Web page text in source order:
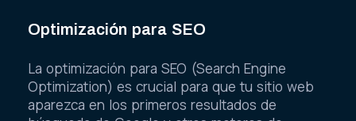
Optimización para SEO
La optimización para SEO (Search Engine
Optimization) es crucial para que tu sitio web
aparezca en los primeros resultados de